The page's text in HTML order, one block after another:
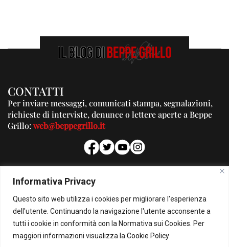
Informativa Privacy
Questo sito web utilizza i cookies per migliorare l'esperienza
dell'utente. Continuando la navigazione l'utente acconsente a
tutti i cookie in conformità con la Normativa sui Cookies. Per
maggiori informazioni visualizza la Cookie Policy
CONTATTI
Per inviare messaggi, comunicati stampa, segnalazioni,
richieste di interviste, denunce o lettere aperte a Beppe
Grillo:web@beppegrillo.it
PUBBLICITA'
Per la tua pubblicità su questo Blog:
pubblicita@beppegrillo.it